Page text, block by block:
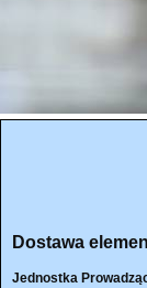
Dostawa
Jednostka